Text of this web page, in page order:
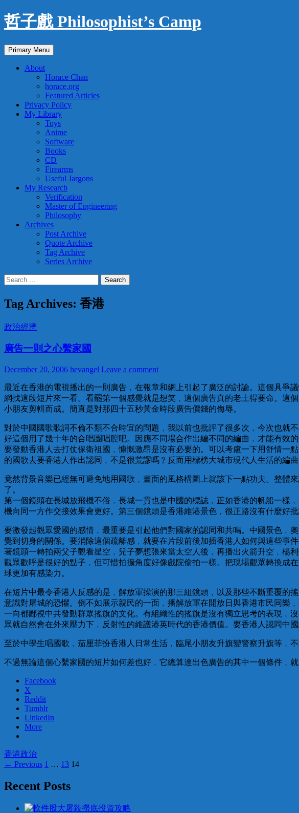
Skip
to
哲子戲 Philosophist’s Camp
Search
Primary Menu
About
Horace Chan
horace.org
Featured Articles
Privacy Policy
My Library
Toys
Anime
Software
Books
CD
Firearms
Useful Jargons
My Research
Verification
Master of Engineering
Philosophy
Archives
Post Archive
Quote Archive
Tag Archive
Series Archive
Search
for:
Tag Archives: 香港
政治經濟
廣告一則之心繫家國
December 20, 2006 hevangel Leave a comment
最近在香港的電視播出的一則廣告﹐在報章和網上引起了廣泛的討論。這個具爭
網找這段短片來一看。看罷第一個感覺就是想笑﹐這個廣告真的老土得要命。這
小朋友剪輯而成。簡直是對那四十五秒黃金時段廣告價錢的侮辱。
對於中國國歌歌詞不倫不類不合時宜的問題﹐我以前也批評了很多次﹐今次也就
好這個用了幾十年的合唱團唱腔吧。因應不同場合作出編不同的編曲﹐才能有效
要發動香港人去打仗保衛祖國﹐慷慨激昂是沒有必要的。可以考慮一下用舒情一
的國歌去要香港人作出認同﹐不是很荒謬嗎﹖反而用標榜大城市現代人生活的編
竟然背景音樂已經無可避免地用國歌﹐畫面的風格構圖上就該下一點功夫。整體
了。
第一個鏡頭在長城放飛機不俗﹐長城一貫也是中國的標誌﹐正如香港的帆船一樣
機向同一方作交接效果會更好。第三個鏡頭是香港維港景色﹐很正路沒有什麼好
要激發起觀眾愛國的感情﹐最重要是引起他們對國家的認同和共鳴。中國景色﹐
覺到切身的關係。要消除這個疏離感﹐就要在片段前後加插香港人如何與這些事
著鏡頭一轉拍兩父子觀看星空﹐兒子夢想張來當太空人後﹐再播出火箭升空﹐楊
觀眾歡呼是很好的點子﹐但可惜拍攝角度好像戲院偷拍一樣。把現場觀眾轉換成
球更加有感染力。
在短片中最令香港人反感的是﹐解放軍操演的那三組鏡頭﹐以及那些不斷重覆的
意識對屠城的恐懼。倒不如展示親民的一面﹐播解放軍在開放日與香港市民同樂
一向都鄙視中共發動群眾搖旗的文化。有組織性的搖旗是沒有獨立思考的表現﹐
眾就自然會在外來壓力下﹐反射性的維護港英時代的香港價值。要香港人認同中
至於中學生唱國歌﹐茄厘菲扮香港人日常生活﹐臨尾小朋友升旗變警察升旗等﹐
不過無論這個心繫家國的短片如何差也好﹐它總算達出色廣告的其中一個條件﹐
Facebook
X
Reddit
Tumblr
LinkedIn
More
香港政治
Posts
← Previous 1 … 13 14
Recent Posts